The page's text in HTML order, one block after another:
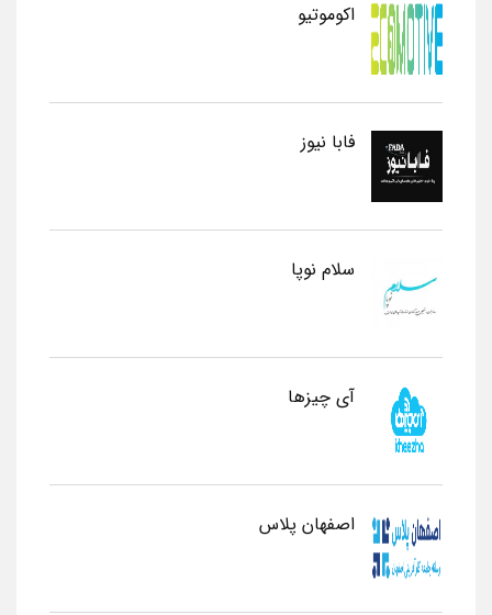
اکوموتیو
فابا نیوز
سلام نوپا
آی چیزها
اصفهان پلاس